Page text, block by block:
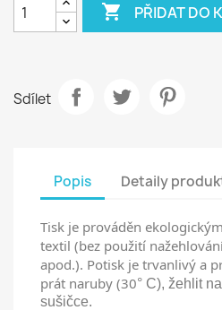
 PŘIDAT DO
Sdílet
Popis Detaily
Tisk je prováděn
textil (bez použití
apod.). Potisk je trvanlivý a
prát naruby (30° C), žehlit
sušičce.